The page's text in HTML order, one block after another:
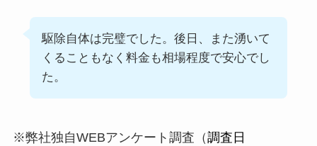
駆除自体は完璧でした。後日、また湧いて
くることもなく料金も相場程度で安心でし
た。
※弊社独自WEBアンケート調査（調査日